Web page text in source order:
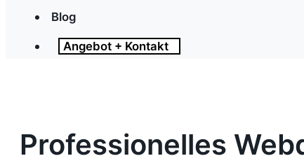
Blog
Angebot + Kontakt
Professionelles